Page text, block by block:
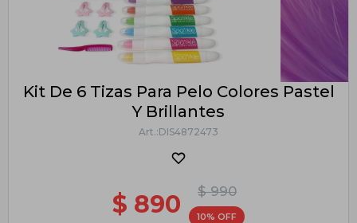
Kit De 6 Tizas Para Pelo Colores Pastel
Y Brillantes
DIS4872473
$ 990
$ 890 10